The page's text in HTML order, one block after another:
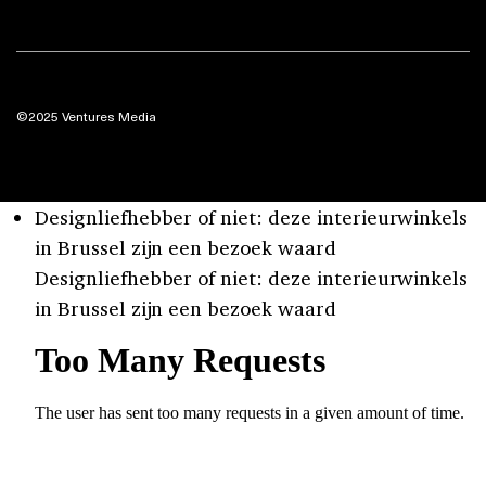
©2025 Ventures Media
Designliefhebber of niet: deze interieurwinkels
in Brussel zijn een bezoek waard
Designliefhebber of niet: deze interieurwinkels
in Brussel zijn een bezoek waard